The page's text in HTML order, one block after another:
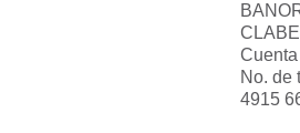
No. de
4915